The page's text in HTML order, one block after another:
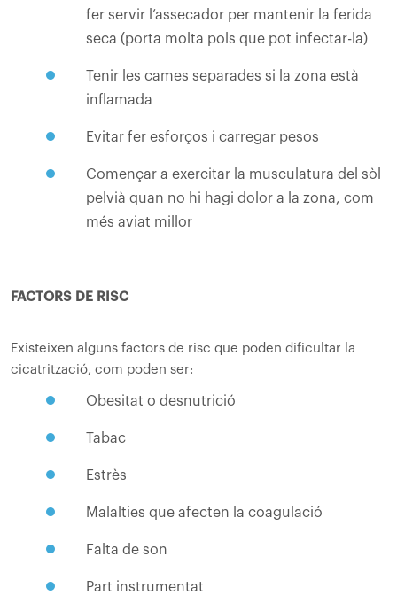
fer servir l’assecador per mantenir la ferida
seca (porta molta pols que pot infectar-la)
Tenir les cames separades si la zona està
inflamada
Evitar fer esforços i carregar pesos
Començar a exercitar la musculatura del sòl
pelvià quan no hi hagi dolor a la zona, com
més aviat millor
FACTORS DE RISC
Existeixen alguns factors de risc que poden dificultar la
cicatrització, com poden ser:
Obesitat o desnutrició
Tabac
Estrès
Malalties que afecten la coagulació
Falta de son
Part instrumentat